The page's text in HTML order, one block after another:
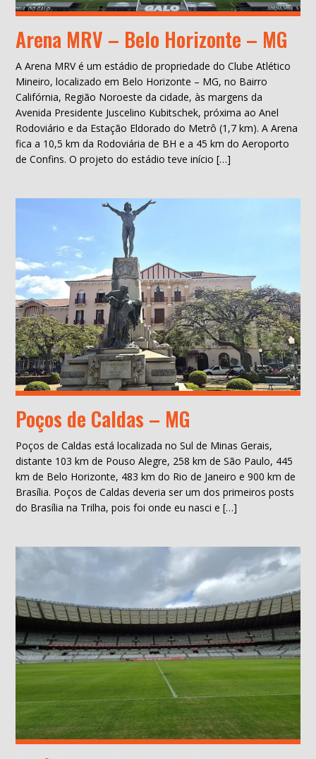
Arena MRV – Belo Horizonte – MG
A Arena MRV é um estádio de propriedade do Clube Atlético
Mineiro, localizado em Belo Horizonte – MG, no Bairro
Califórnia, Região Noroeste da cidade, às margens da
Avenida Presidente Juscelino Kubitschek, próxima ao Anel
Rodoviário e da Estação Eldorado do Metrô (1,7 km). A Arena
fica a 10,5 km da Rodoviária de BH e a 45 km do Aeroporto
de Confins. O projeto do estádio teve início […]
Poços de Caldas – MG
Poços de Caldas está localizada no Sul de Minas Gerais,
distante 103 km de Pouso Alegre, 258 km de São Paulo, 445
km de Belo Horizonte, 483 km do Rio de Janeiro e 900 km de
Brasília. Poços de Caldas deveria ser um dos primeiros posts
do Brasília na Trilha, pois foi onde eu nasci e […]